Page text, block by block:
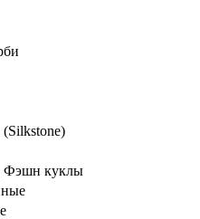
куклы